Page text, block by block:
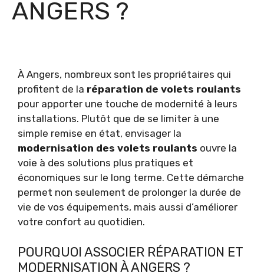
ANGERS ?
À Angers, nombreux sont les propriétaires qui
profitent de la réparation de volets roulants
pour apporter une touche de modernité à leurs
installations. Plutôt que de se limiter à une
simple remise en état, envisager la
modernisation des volets roulants ouvre la
voie à des solutions plus pratiques et
économiques sur le long terme. Cette démarche
permet non seulement de prolonger la durée de
vie de vos équipements, mais aussi d’améliorer
votre confort au quotidien.
POURQUOI ASSOCIER RÉPARATION ET
MODERNISATION À ANGERS ?